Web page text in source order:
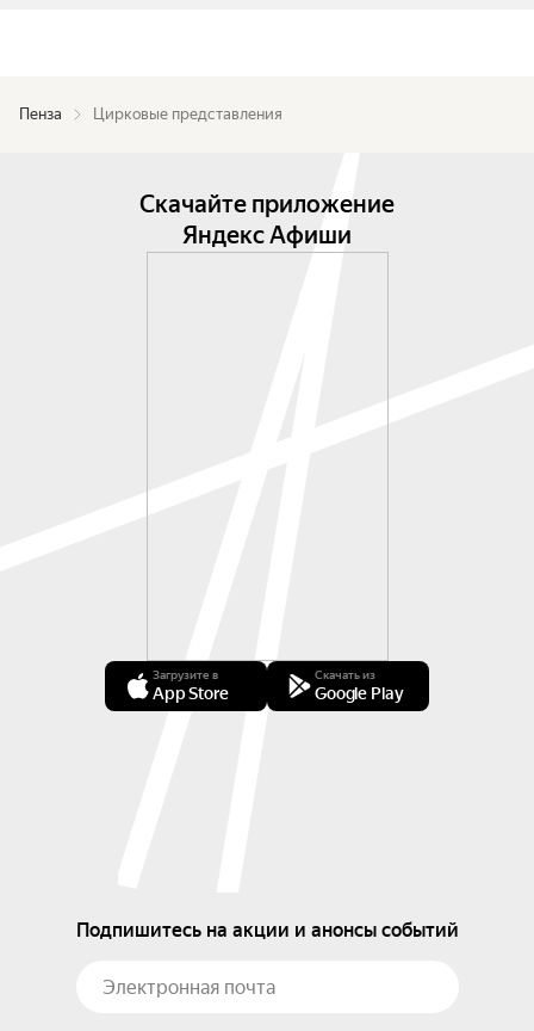
Пенза Цирковые представления
Скачайте приложение
Яндекс Афиши
Загрузите в
App Store
Скачать из
Google Play
Подпишитесь на акции и анонсы событий